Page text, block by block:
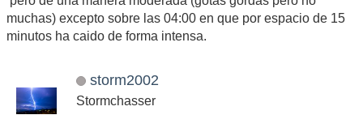
muchas) excepto sobre las 04:00 en que por espacio de 15
minutos ha caido de forma intensa.
storm2002
Stormchasser